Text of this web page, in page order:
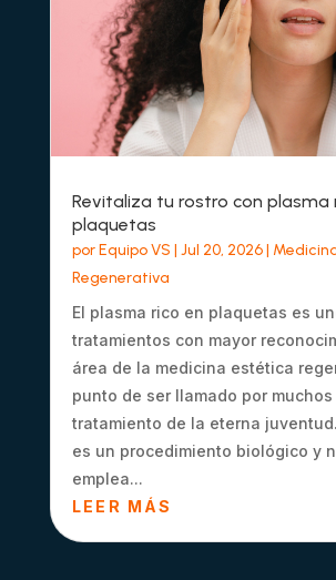
Revitaliza tu rostro con plasma
plaquetas
porEquipo VS | Jul 20, 2026|
Regenerativa
El plasma rico en plaquetas es
tratamientos con mayor
área de la medicina estética
punto de ser llamado por muchos
tratamiento de la eterna juventud.
es un procedimiento biológico y
emplea...
LEER MÁS